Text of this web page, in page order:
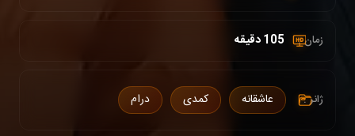
زمان : 105 دقیقه
ژانر : عاشقانه کمدی درام